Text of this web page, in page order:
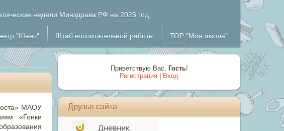
недели Минздрава РФ на 2025 год
"Шанс" Штаб воспитательной работы ТОР "Моя школа"
МАОУ
«Гонки
Приветствую Вас, Гость!
Регистрация
Вход
Друзья сайта